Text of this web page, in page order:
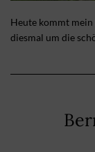
Heute kommt mein
diesmal um die